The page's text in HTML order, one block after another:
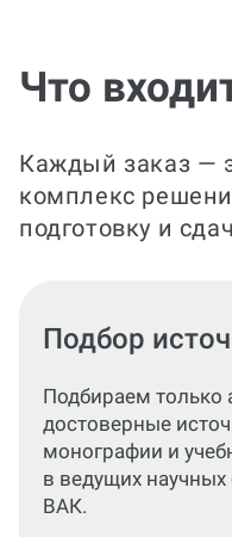
Что
Каждый заказ —
комплекс
подготовку и
Подготовка
Соберем материал
которой каждая
поставленным
запросу будем